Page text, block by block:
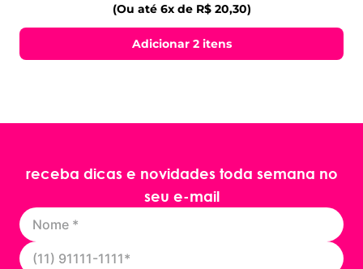
(Ou até 6x de R$ 20,30)
Adicionar 2 itens
receba dicas e novidades toda semana no
seu e-mail